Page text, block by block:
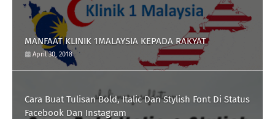
MANFAAT KLINIK 1MALAYSIA KEPADA RAKYAT
April 30, 2018
Cara Buat Tulisan Bold, Italic Dan Stylish Font Di Status
Facebook Dan Instagram